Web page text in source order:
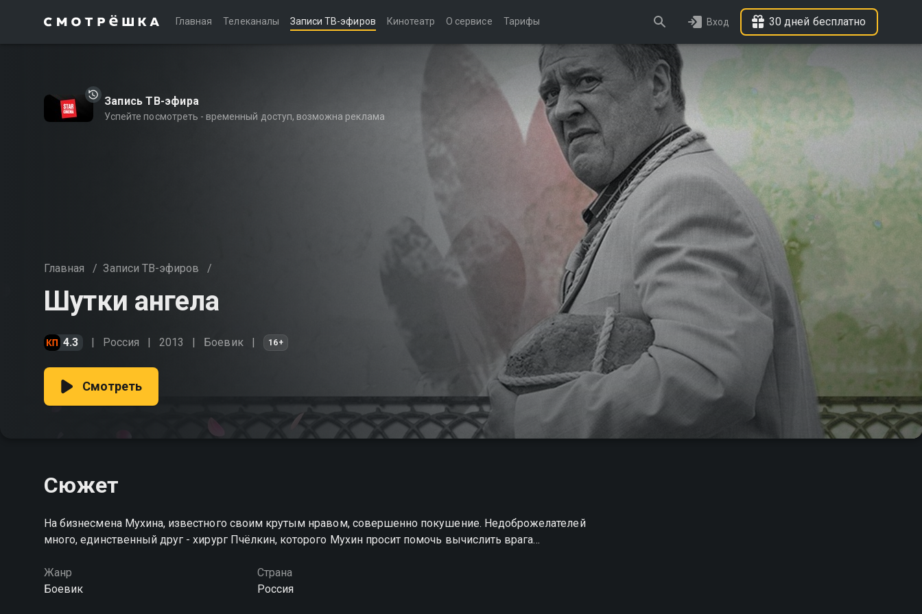
Главная Телеканалы Записи ТВ-эфиров Кинотеатр О сервисе Тарифы Вход 30 дней бесплатно
Запись ТВ-эфира
Успейте посмотреть - временный доступ, возможна реклама
Главная / Записи ТВ-эфиров /
Шутки ангела
4.3 Россия 2013 Боевик 16+
Смотреть
Сюжет
На бизнесмена Мухина, известного своим крутым нравом, совершенно покушение. Недоброжелателей
много, единственный друг - хирург Пчёлкин, которого Мухин просит помочь вычислить врага…
Жанр
Боевик
Страна
Россия